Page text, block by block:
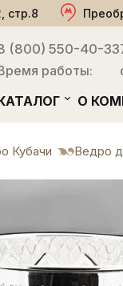
стр.8
(800) 550-40-33
работы:
О
Кубачи Ведро